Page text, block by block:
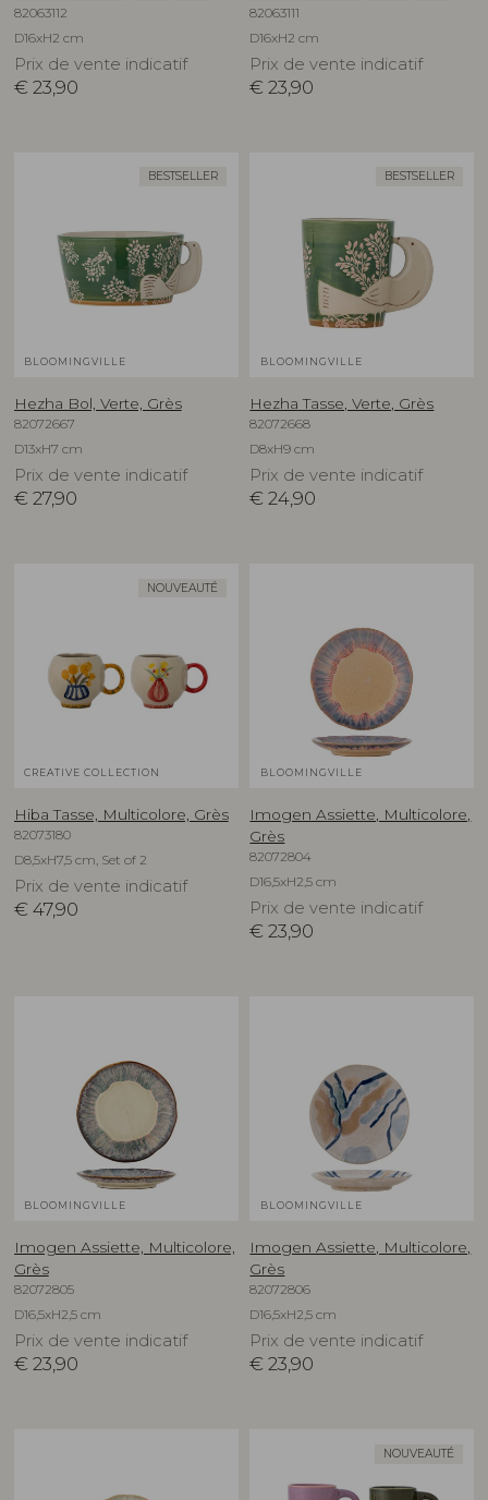
82063112
D16xH2 cm
Prix de vente indicatif
€ 23,90
82063111
D16xH2 cm
Prix de vente indicatif
€ 23,90
BESTSELLER
BLOOMINGVILLE
Hezha Bol, Verte, Grès
82072667
D13xH7 cm
Prix de vente indicatif
€ 27,90
BESTSELLER
BLOOMINGVILLE
Hezha Tasse, Verte, Grès
82072668
D8xH9 cm
Prix de vente indicatif
€ 24,90
NOUVEAUTÉ
CREATIVE COLLECTION
Hiba Tasse, Multicolore, Grès
82073180
D8,5xH7,5 cm, Set of 2
Prix de vente indicatif
€ 47,90
BLOOMINGVILLE
Imogen Assiette, Multicolore,
Grès
82072804
D16,5xH2,5 cm
Prix de vente indicatif
€ 23,90
BLOOMINGVILLE
Imogen Assiette, Multicolore,
Grès
82072805
D16,5xH2,5 cm
Prix de vente indicatif
€ 23,90
BLOOMINGVILLE
Imogen Assiette, Multicolore,
Grès
82072806
D16,5xH2,5 cm
Prix de vente indicatif
€ 23,90
NOUVEAUTÉ